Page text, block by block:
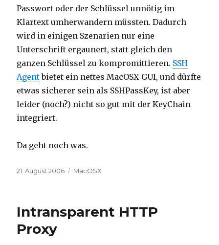
Passwort oder der Schlüssel unnötig im
Klartext umherwandern müssten. Dadurch
wird in einigen Szenarien nur eine
Unterschrift ergaunert, statt gleich den
ganzen Schlüssel zu kompromittieren. SSH
Agentbietet ein nettes MacOSX-GUI, und dürfte
etwas sicherer sein als SSHPassKey, ist aber
leider (noch?) nicht so gut mit der KeyChain
integriert.
Da geht noch was.
Posted
21. August 2006 Categories
MacOSX
Intransparent HTTP
Proxy